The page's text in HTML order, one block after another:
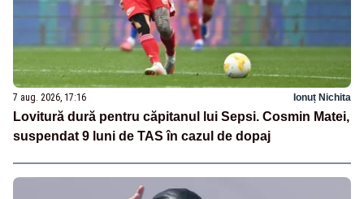
7 aug. 2026, 17:16 Ionuț Nichita
Lovitură dură pentru căpitanul lui Sepsi. Cosmin Matei,
suspendat 9 luni de TAS în cazul de dopaj